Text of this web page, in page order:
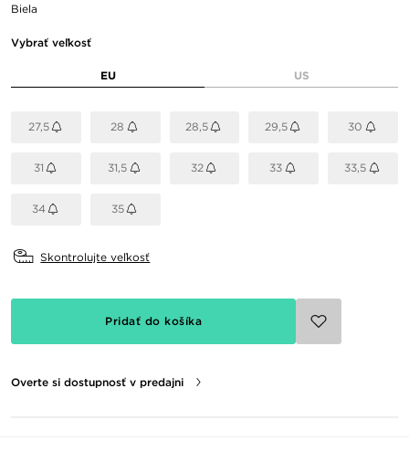
Biela
Vybrať veľkosť
EU US
27,5 28 28,5 29,5 30
31 31,5 32 33 33,5
34 35
Skontrolujte veľkosť
Pridať do košíka
Overte si dostupnosť v predajni